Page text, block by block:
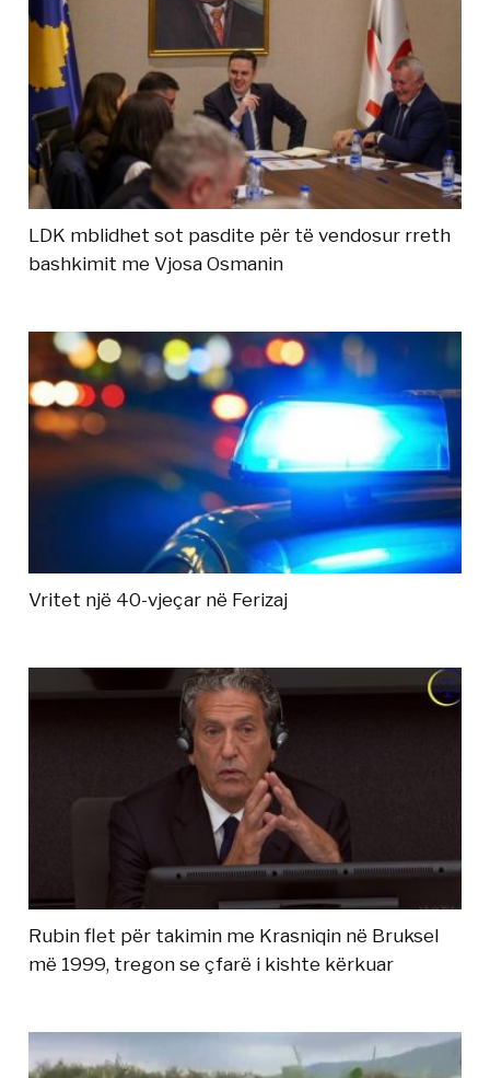
LDK mblidhet sot pasdite për të vendosur rreth
bashkimit me Vjosa Osmanin
Vritet një 40-vjeçar në Ferizaj
Rubin flet për takimin me Krasniqin në Bruksel
më 1999, tregon se çfarë i kishte kërkuar